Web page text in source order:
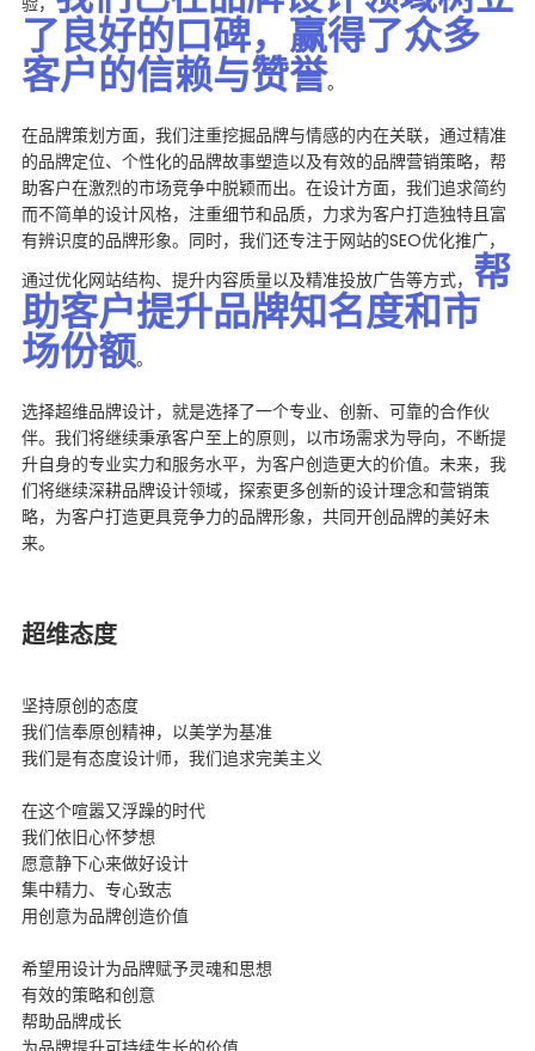
了良好的口碑，赢得了众多
客户的信赖与赞誉。
在品牌策划方面，我们注重挖掘品牌与情感的内在关联，通过精准
的品牌定位、个性化的品牌故事塑造以及有效的品牌营销策略，帮
助客户在激烈的市场竞争中脱颖而出。在设计方面，我们追求简约
而不简单的设计风格，注重细节和品质，力求为客户打造独特且富
有辨识度的品牌形象。同时，我们还专注于网站的SEO优化推广，
通过优化网站结构、提升内容质量以及精准投放广告等方式， 帮
助客户提升品牌知名度和市
场份额。
选择超维品牌设计，就是选择了一个专业、创新、可靠的合作伙
伴。我们将继续秉承客户至上的原则，以市场需求为导向，不断提
升自身的专业实力和服务水平，为客户创造更大的价值。未来，我
们将继续深耕品牌设计领域，探索更多创新的设计理念和营销策
略，为客户打造更具竞争力的品牌形象，共同开创品牌的美好未
来。
超维态度
坚持原创的态度
我们信奉原创精神，以美学为基准
我们是有态度设计师，我们追求完美主义
在这个喧嚣又浮躁的时代
我们依旧心怀梦想
愿意静下心来做好设计
集中精力、专心致志
用创意为品牌创造价值
希望用设计为品牌赋予灵魂和思想
有效的策略和创意
帮助品牌成长